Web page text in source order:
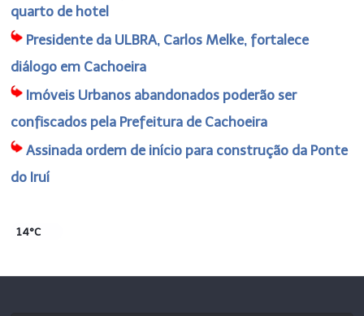
quarto de hotel
Presidente da ULBRA, Carlos Melke, fortalece
diálogo em Cachoeira
Imóveis Urbanos abandonados poderão ser
confiscados pela Prefeitura de Cachoeira
Assinada ordem de início para construção da Ponte
do Iruí
14°C